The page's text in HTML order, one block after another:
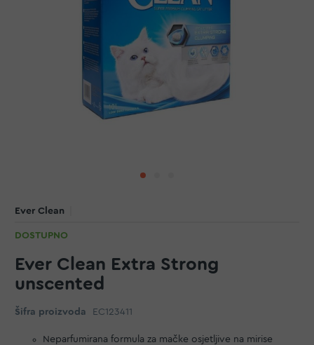
Ever Clean
DOSTUPNO
Ever Clean Extra Strong
unscented
Šifra proizvoda EC123411
Neparfumirana formula za mačke osjetljive na mirise